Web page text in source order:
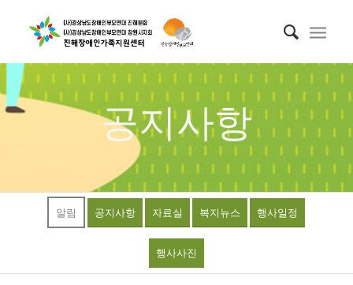
공지사항
알림 공지사항 자료실 복지뉴스 행사일정
행사사진